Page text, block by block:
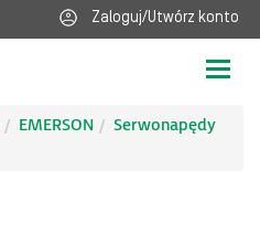
Zaloguj/Utwórz konto
EMERSON
Serwonapędy